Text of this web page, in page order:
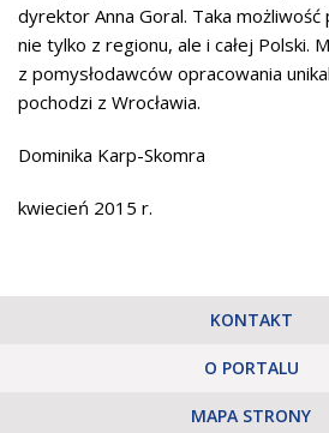
dyrektor Anna Goral. Taka
nie tylko z regionu, ale i całej Polski.
z pomysłodawców opracowania
pochodzi z Wrocławia.
Dominika Karp-Skomra
kwiecień 2015 r.
KONTAKT
O PORTALU
MAPA STRONY